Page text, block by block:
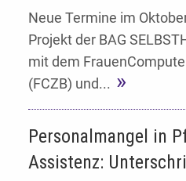
Neue Termine im
Projekt der BAG
mit dem
(FCZB) und...
Personalmangel in
Assistenz: